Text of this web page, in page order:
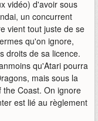
vidéo) d'avoir sous
un concurrent
vient tout juste de se
qu'on ignore,
droits de sa licence.
qu'Atari pourra
mais sous la
the Coast. On ignore
est lié au règlement